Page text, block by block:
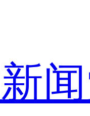
闻